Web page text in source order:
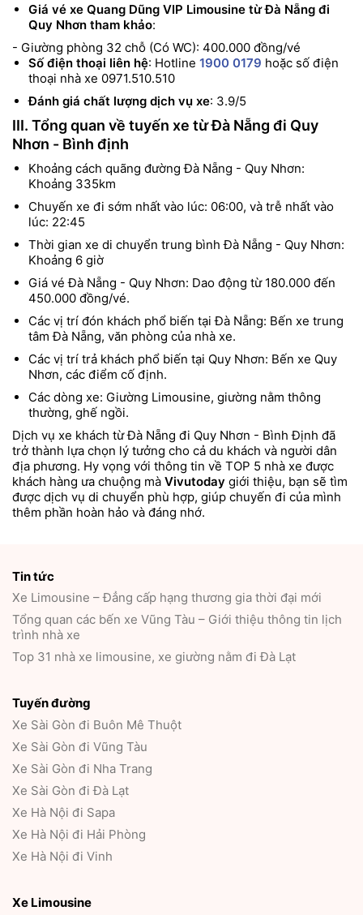
Giá vé xe Quang Dũng VIP Limousine từ Đà Nẵng đi
Quy Nhơn tham khảo:
- Giường phòng 32 chỗ (Có WC): 400.000 đồng/vé
Số điện thoại liên hệ: Hotline 1900 0179 hoặc số điện
thoại nhà xe 0971.510.510
Đánh giá chất lượng dịch vụ xe: 3.9/5
III. Tổng quan về tuyến xe từ Đà Nẵng đi Quy
Nhơn - Bình định
Khoảng cách quãng đường Đà Nẵng - Quy Nhơn:
Khoảng 335km
Chuyến xe đi sớm nhất vào lúc: 06:00, và trễ nhất vào
lúc: 22:45
Thời gian xe di chuyển trung bình Đà Nẵng - Quy Nhơn:
Khoảng 6 giờ
Giá vé Đà Nẵng - Quy Nhơn: Dao động từ 180.000 đến
450.000 đồng/vé.
Các vị trí đón khách phổ biến tại Đà Nẵng: Bến xe trung
tâm Đà Nẵng, văn phòng của nhà xe.
Các vị trí trả khách phổ biến tại Quy Nhơn: Bến xe Quy
Nhơn, các điểm cố định.
Các dòng xe: Giường Limousine, giường nằm thông
thường, ghế ngồi.
Dịch vụ xe khách từ Đà Nẵng đi Quy Nhơn - Bình Định đã
trở thành lựa chọn lý tưởng cho cả du khách và người dân
địa phương. Hy vọng với thông tin về TOP 5 nhà xe được
khách hàng ưa chuộng mà Vivutoday giới thiệu, bạn sẽ tìm
được dịch vụ di chuyển phù hợp, giúp chuyến đi của mình
thêm phần hoàn hảo và đáng nhớ.
Tin tức
Xe Limousine – Đẳng cấp hạng thương gia thời đại mới
Tổng quan các bến xe Vũng Tàu – Giới thiệu thông tin lịch
trình nhà xe
Top 31 nhà xe limousine, xe giường nằm đi Đà Lạt
Tuyến đường
Xe Sài Gòn đi Buôn Mê Thuột
Xe Sài Gòn đi Vũng Tàu
Xe Sài Gòn đi Nha Trang
Xe Sài Gòn đi Đà Lạt
Xe Hà Nội đi Sapa
Xe Hà Nội đi Hải Phòng
Xe Hà Nội đi Vinh
Xe Limousine